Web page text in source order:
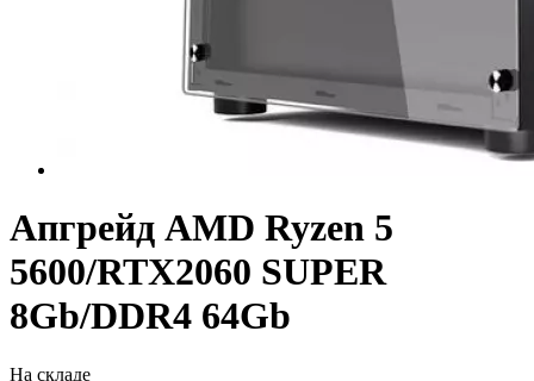
Апгрейд AMD Ryzen 5
5600/RTX2060 SUPER
8Gb/DDR4 64Gb
На складе